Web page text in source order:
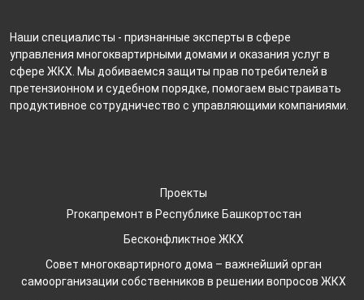
Наши специалисты - признанные эксперты в сфере
управления многоквартирными домами и оказания услуг в
сфере ЖКХ. Мы добиваемся защиты прав потребителей в
претензионном и судебном порядке, помогаем выстраивать
продуктивное сотрудничество с управляющими компаниями.
Проекты
Proкапремонт в Республике Башкортостан
Бесконфликтное ЖКХ
Совет многоквартирного дома – важнейший орган
самоорганизации собственников в решении вопросов ЖКХ